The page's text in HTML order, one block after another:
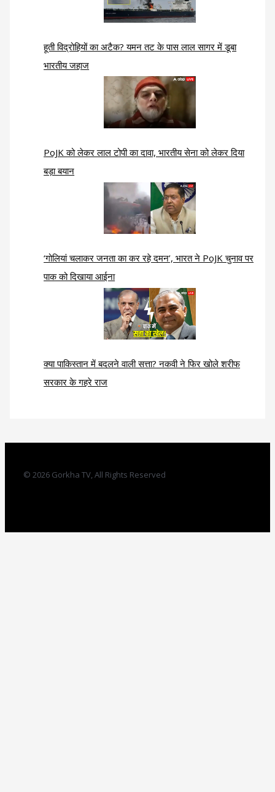
हूती विद्रोहियों का अटैक? यमन तट के पास लाल सागर में डूबा
भारतीय जहाज
PoJK को लेकर लाल टोपी का दावा, भारतीय सेना को लेकर दिया
बड़ा बयान
‘गोलियां चलाकर जनता का कर रहे दमन’, भारत ने PoJK चुनाव पर
पाक को दिखाया आईना
क्या पाकिस्तान में बदलने वाली सत्ता? नकवी ने फिर खोले शरीफ
सरकार के गहरे राज
© 2026 Gorkha TV, All Rights Reserved